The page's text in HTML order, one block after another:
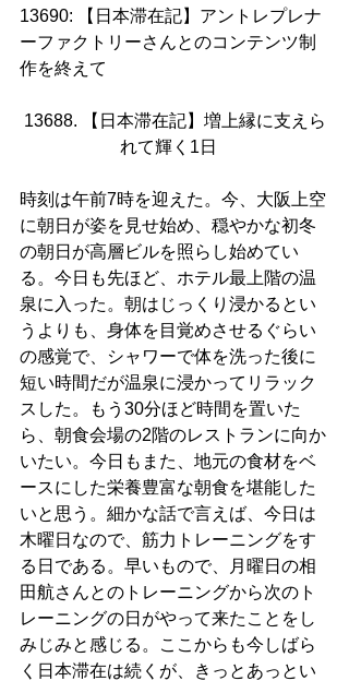
13690: 【日本滞在記】アントレプレナ
ーファクトリーさんとのコンテンツ制
作を終えて
13688. 【日本滞在記】増上縁に支えら
れて輝く1日
時刻は午前7時を迎えた。今、大阪上空
に朝日が姿を見せ始め、穏やかな初冬
の朝日が高層ビルを照らし始めてい
る。今日も先ほど、ホテル最上階の温
泉に入った。朝はじっくり浸かるとい
うよりも、身体を目覚めさせるぐらい
の感覚で、シャワーで体を洗った後に
短い時間だが温泉に浸かってリラック
スした。もう30分ほど時間を置いた
ら、朝食会場の2階のレストランに向か
いたい。今日もまた、地元の食材をベ
ースにした栄養豊富な朝食を堪能した
いと思う。細かな話で言えば、今日は
木曜日なので、筋力トレーニングをす
る日である。早いもので、月曜日の相
田航さんとのトレーニングから次のト
レーニングの日がやって来たことをし
みじみと感じる。ここからも今しばら
く日本滞在は続くが、きっとあっとい